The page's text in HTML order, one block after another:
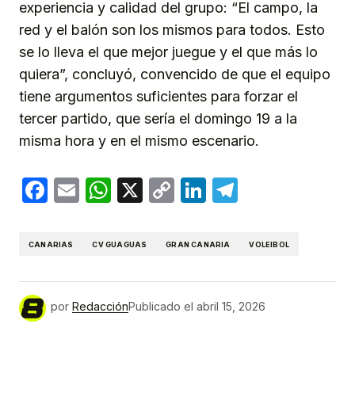
experiencia y calidad del grupo: “El campo, la
red y el balón son los mismos para todos. Esto
se lo lleva el que mejor juegue y el que más lo
quiera”, concluyó, convencido de que el equipo
tiene argumentos suficientes para forzar el
tercer partido, que sería el domingo 19 a la
misma hora y en el mismo escenario.
Facebook
EmailWhatsApp
X
CopyLinkedIn
CANARIAS CV GUAGUAS GRAN CANARIA VOLEIBOL
por RedacciónPublicado el abril 15, 2026